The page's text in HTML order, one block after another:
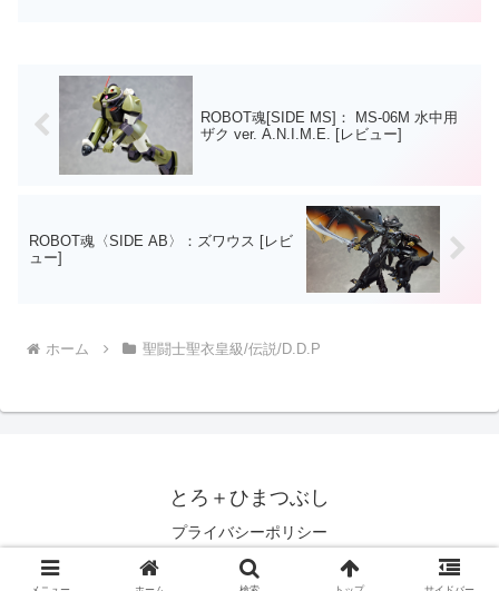
ROBOT魂[SIDE MS]： MS-06M 水中用
ザク ver. A.N.I.M.E. [レビュー]
ROBOT魂〈SIDE AB〉：ズワウス [レビ
ュー]
ホーム 聖闘士聖衣皇級/伝説/D.D.P
とろ＋ひまつぶし
プライバシーポリシー
© 2007 とろ＋ひまつぶし.